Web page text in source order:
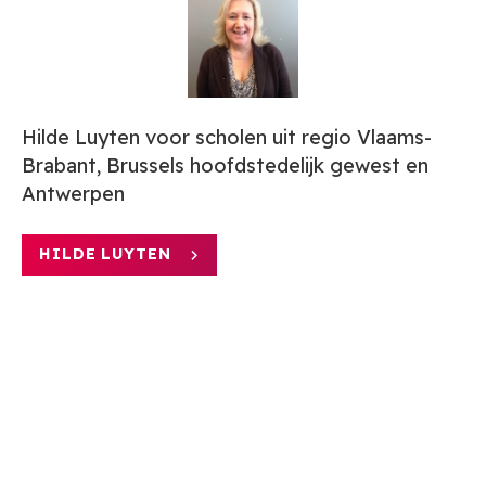
Hilde Luyten voor scholen uit regio Vlaams-
Brabant, Brussels hoofdstedelijk gewest en
Antwerpen
HILDE LUYTEN